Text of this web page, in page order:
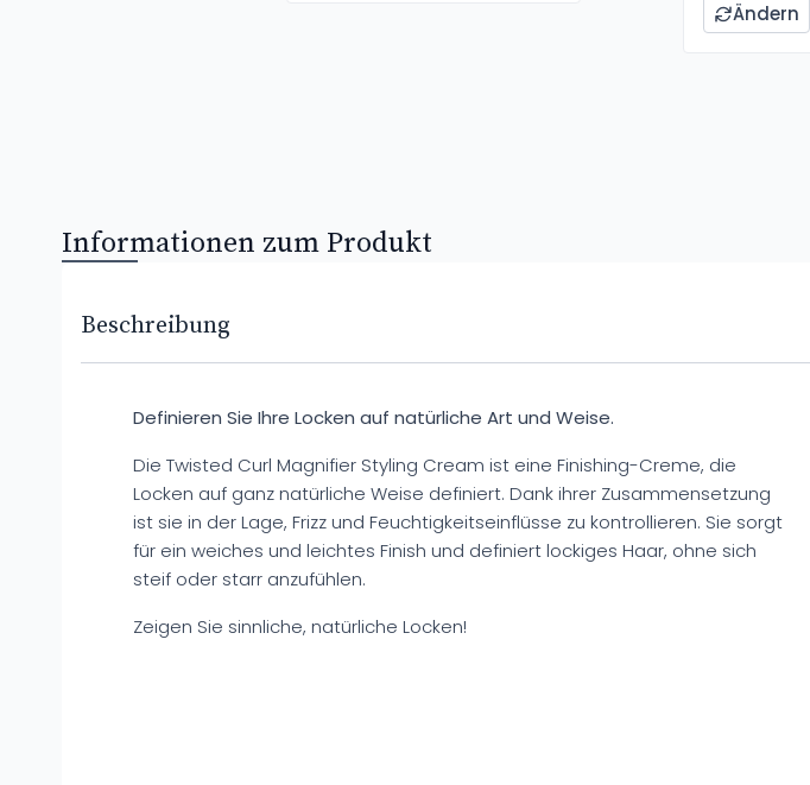
Ändern
Informationen zum Produkt
Beschreibung
Definieren Sie Ihre Locken auf natürliche Art und Weise.
Die Twisted Curl Magnifier Styling Cream ist eine Finishing-Creme, die
Locken auf ganz natürliche Weise definiert. Dank ihrer Zusammensetzung
ist sie in der Lage, Frizz und Feuchtigkeitseinflüsse zu kontrollieren. Sie sorgt
für ein weiches und leichtes Finish und definiert lockiges Haar, ohne sich
steif oder starr anzufühlen.
Zeigen Sie sinnliche, natürliche Locken!